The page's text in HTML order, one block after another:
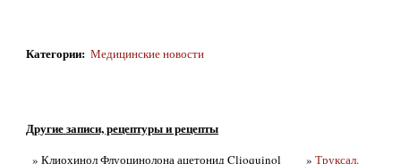
Категории: Медицинские новости
Другие записи, рецептуры и рецепты
» Клиохинол Флуоцинолона ацетонид Clioquinol
» Труксал.